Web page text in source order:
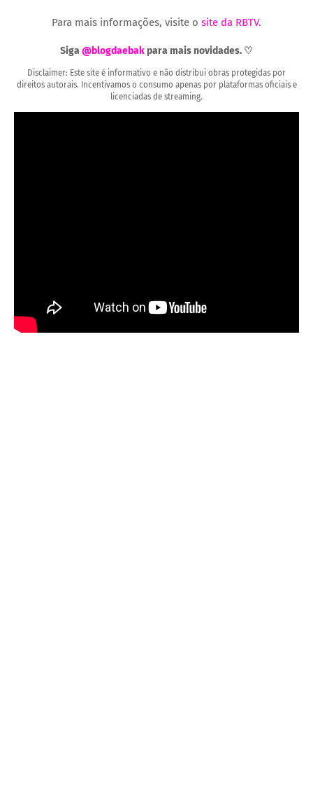
Para mais informações, visite o site da RBTV.
Siga @blogdaebak para mais novidades. ♡
Disclaimer: Este site é informativo e não distribui obras protegidas por
direitos autorais. Incentivamos o consumo apenas por plataformas oficiais e
licenciadas de streaming.